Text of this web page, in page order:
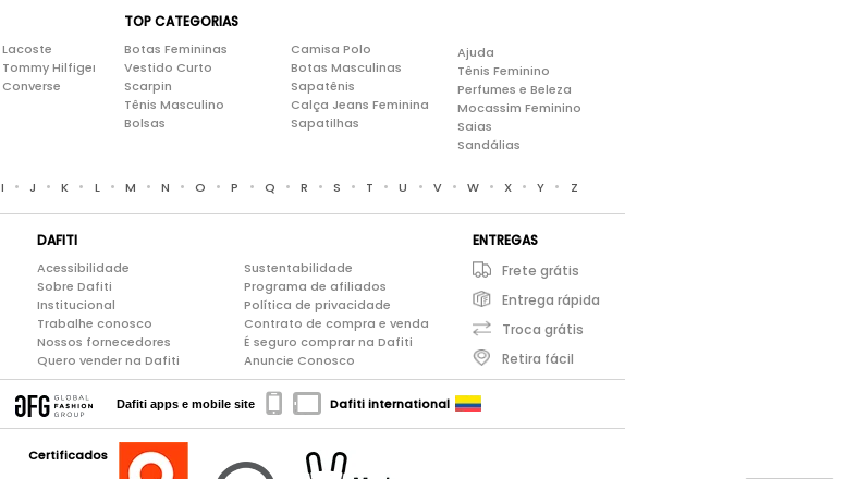
Lacoste
Tommy Hilfiger
Converse
TOP CATEGORIAS
Botas Femininas
Vestido Curto
Scarpin
Tênis Masculino
Bolsas
Camisa Polo
Botas Masculinas
Sapatênis
Calça Jeans Feminina
Sapatilhas
Ajuda
Tênis Feminino
Perfumes e Beleza
Mocassim Feminino
Saias
Sandálias
I • J • K • L • M • N • O • P • Q • R • S • T • U • V • W • X • Y • Z
DAFITI
Acessibilidade
Sobre Dafiti
Institucional
Trabalhe conosco
Nossos fornecedores
Quero vender na Dafiti
Sustentabilidade
Programa de afiliados
Política de privacidade
Contrato de compra e venda
É seguro comprar na Dafiti
Anuncie Conosco
ENTREGAS
Frete grátis
Entrega rápida
Troca grátis
Retira fácil
Dafiti apps e mobile site Dafiti international
Certificados